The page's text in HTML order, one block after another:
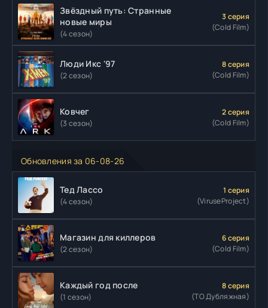
Звёздный путь: Странные
новые миры
(4 сезон)
3 серия
(Cold Film)
Люди Икс '97
(2 сезон)
8 серия
(Cold Film)
Ковчег
(3 сезон)
2 серия
(Cold Film)
Обновления за 06-08-26
Тед Лассо
(4 сезон)
1 серия
(ViruseProject)
Магазин для киллеров
(2 сезон)
6 серия
(Cold Film)
Каждый год после
(1 сезон)
8 серия
(ТО Дубляжная)